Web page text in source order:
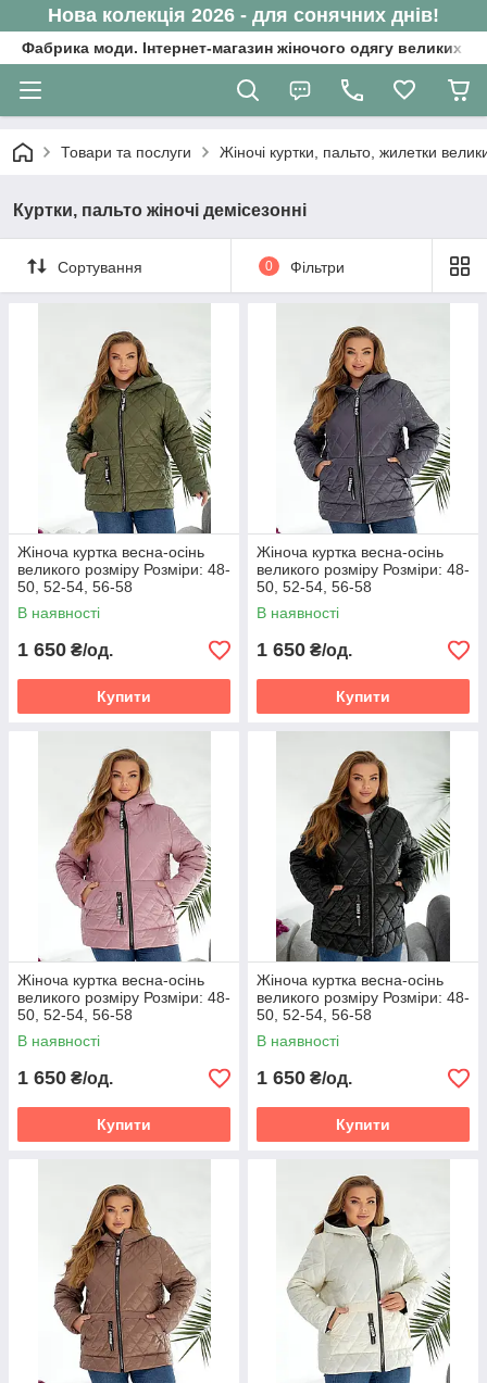
Нова колекція 2026 - для сонячних днів!
Фабрика моди. Інтернет-магазин жіночого одягу великих
Товари та послуги Жіночі куртки, пальто, жилетки
Куртки, пальто жіночі демісезонні
Сортування 0 Фільтри
Жіноча куртка весна-осінь
великого розміру Розміри: 48-
50, 52-54, 56-58
В наявності
1 650 ₴/од.
Купити
Жіноча куртка весна-осінь
великого розміру Розміри: 48-
50, 52-54, 56-58
В наявності
1 650 ₴/од.
Купити
Жіноча куртка весна-осінь
великого розміру Розміри: 48-
50, 52-54, 56-58
В наявності
1 650 ₴/од.
Купити
Жіноча куртка весна-осінь
великого розміру Розміри: 48-
50, 52-54, 56-58
В наявності
1 650 ₴/од.
Купити